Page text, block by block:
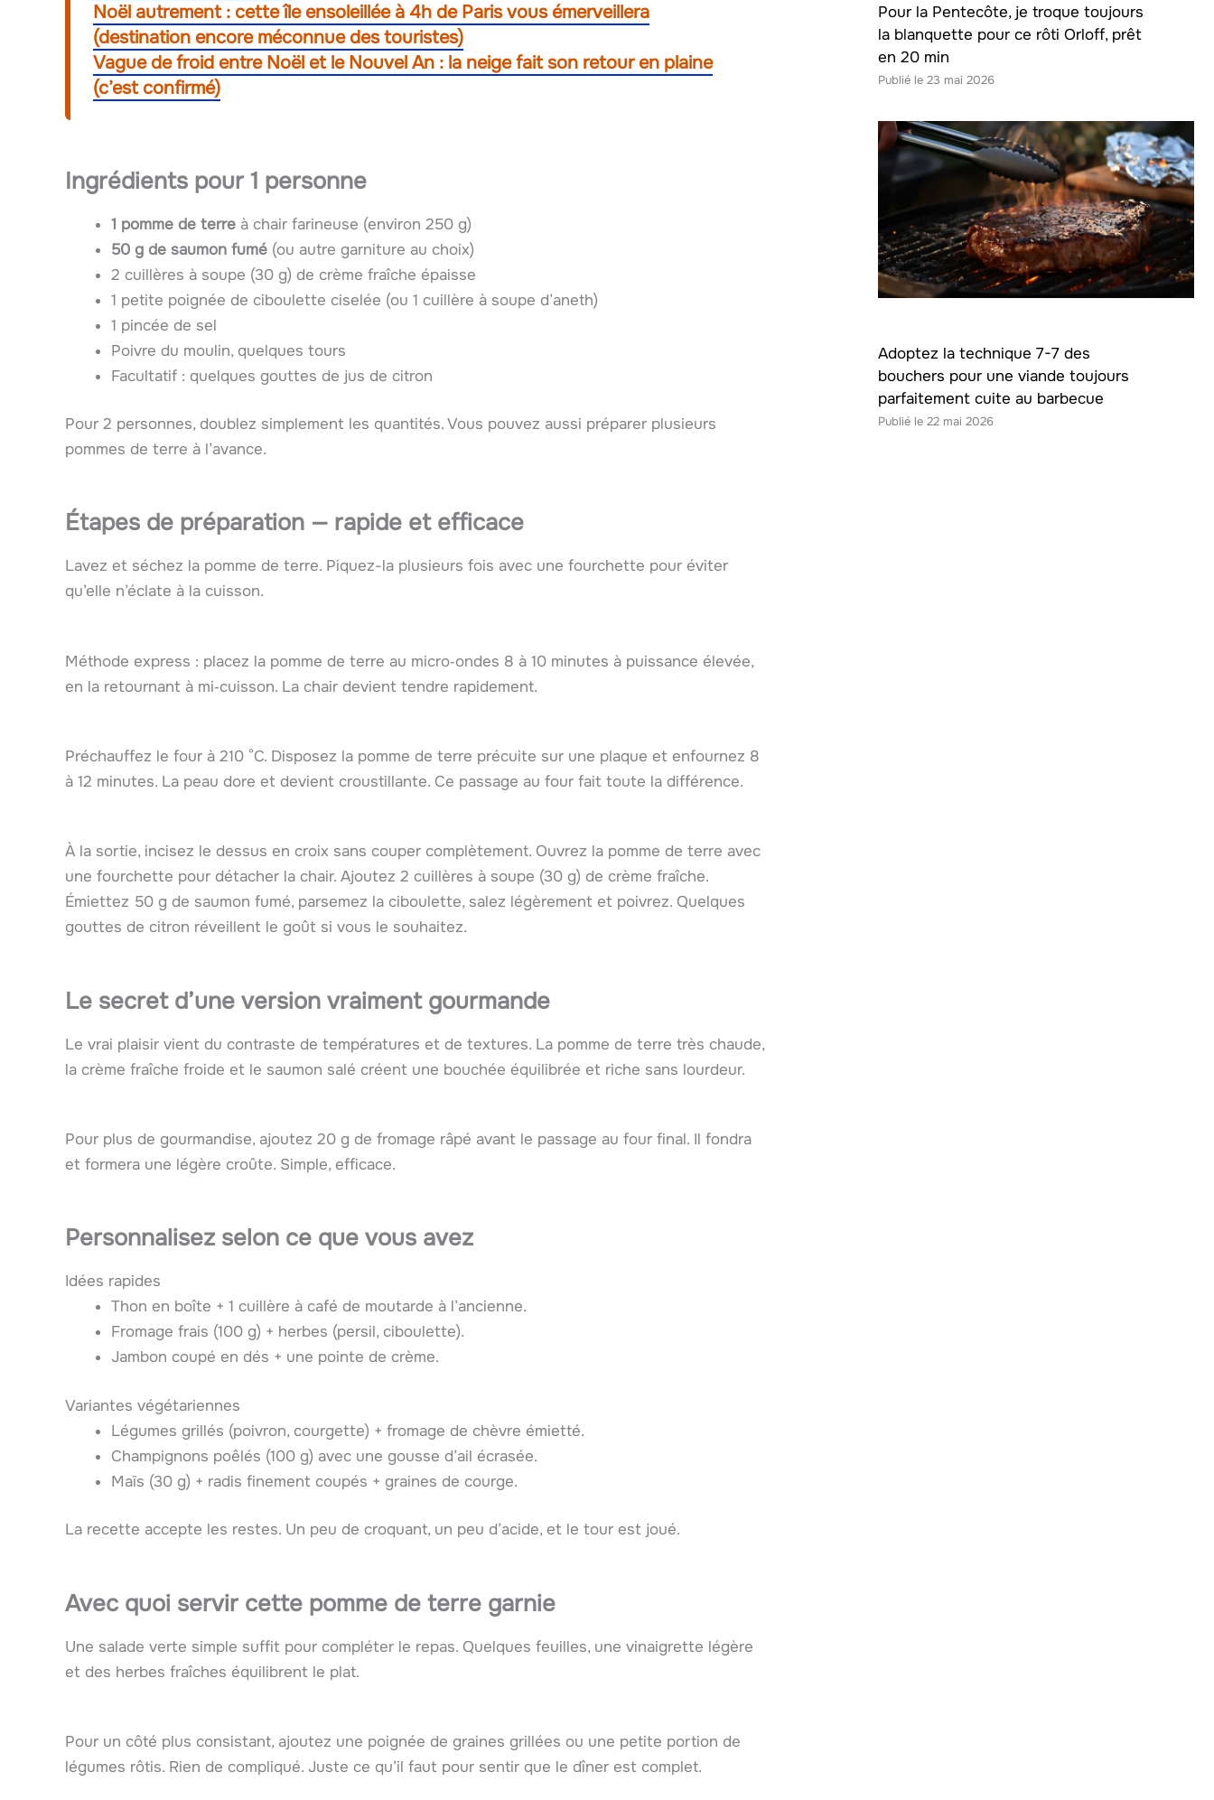
Noël autrement : cette île ensoleillée à 4h de Paris vous émerveillera
(destination encore méconnue des touristes)
Vague de froid entre Noël et le Nouvel An : la neige fait son retour en plaine
(c’est confirmé)
Ingrédients pour 1 personne
1 pomme de terre à chair farineuse (environ 250 g)
50 g de saumon fumé (ou autre garniture au choix)
2 cuillères à soupe (30 g) de crème fraîche épaisse
1 petite poignée de ciboulette ciselée (ou 1 cuillère à soupe d’aneth)
1 pincée de sel
Poivre du moulin, quelques tours
Facultatif : quelques gouttes de jus de citron
Pour 2 personnes, doublez simplement les quantités. Vous pouvez aussi préparer plusieurs
pommes de terre à l’avance.
Étapes de préparation — rapide et efficace
Lavez et séchez la pomme de terre. Piquez-la plusieurs fois avec une fourchette pour éviter
qu’elle n’éclate à la cuisson.
Méthode express : placez la pomme de terre au micro‑ondes 8 à 10 minutes à puissance élevée,
en la retournant à mi‑cuisson. La chair devient tendre rapidement.
Préchauffez le four à 210 °C. Disposez la pomme de terre précuite sur une plaque et enfournez 8
à 12 minutes. La peau dore et devient croustillante. Ce passage au four fait toute la différence.
À la sortie, incisez le dessus en croix sans couper complètement. Ouvrez la pomme de terre avec
une fourchette pour détacher la chair. Ajoutez 2 cuillères à soupe (30 g) de crème fraîche.
Émiettez 50 g de saumon fumé, parsemez la ciboulette, salez légèrement et poivrez. Quelques
gouttes de citron réveillent le goût si vous le souhaitez.
Le secret d’une version vraiment gourmande
Le vrai plaisir vient du contraste de températures et de textures. La pomme de terre très chaude,
la crème fraîche froide et le saumon salé créent une bouchée équilibrée et riche sans lourdeur.
Pour plus de gourmandise, ajoutez 20 g de fromage râpé avant le passage au four final. Il fondra
et formera une légère croûte. Simple, efficace.
Personnalisez selon ce que vous avez
Idées rapides
Thon en boîte + 1 cuillère à café de moutarde à l’ancienne.
Fromage frais (100 g) + herbes (persil, ciboulette).
Jambon coupé en dés + une pointe de crème.
Variantes végétariennes
Légumes grillés (poivron, courgette) + fromage de chèvre émietté.
Champignons poêlés (100 g) avec une gousse d’ail écrasée.
Maïs (30 g) + radis finement coupés + graines de courge.
La recette accepte les restes. Un peu de croquant, un peu d’acide, et le tour est joué.
Avec quoi servir cette pomme de terre garnie
Une salade verte simple suffit pour compléter le repas. Quelques feuilles, une vinaigrette légère
et des herbes fraîches équilibrent le plat.
Pour un côté plus consistant, ajoutez une poignée de graines grillées ou une petite portion de
légumes rôtis. Rien de compliqué. Juste ce qu’il faut pour sentir que le dîner est complet.
Pour la Pentecôte, je troque toujours
la blanquette pour ce rôti Orloff, prêt
en 20 min
23 mai 2026
Adoptez la technique 7-7 des
bouchers pour une viande toujours
parfaitement cuite au barbecue
22 mai 2026